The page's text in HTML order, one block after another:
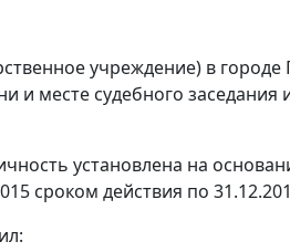
учреждение) в городе
и месте судебного
установлена на
сроком действия по